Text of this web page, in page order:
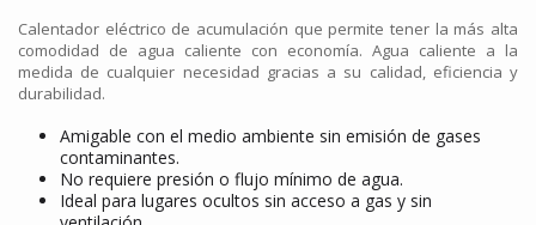
Calentador eléctrico de acumulación que permite tener la más alta
comodidad de agua caliente con economía. Agua caliente a la
medida de cualquier necesidad gracias a su calidad, eficiencia y
durabilidad.
Amigable con el medio ambiente sin emisión de gases
contaminantes.
No requiere presión o flujo mínimo de agua.
Ideal para lugares ocultos sin acceso a gas y sin